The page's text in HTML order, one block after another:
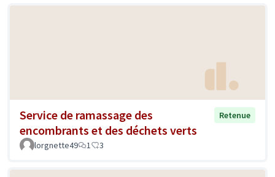
Service de ramassage des
encombrants et des déchets verts
Retenue
lorgnette49 1 3